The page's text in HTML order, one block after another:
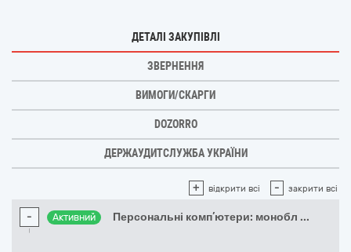
ДЕТАЛІ ЗАКУПІВЛІ
ЗВЕРНЕННЯ
ВИМОГИ/СКАРГИ
DOZORRO
ДЕРЖАУДИТСЛУЖБА УКРАЇНИ
+ відкрити всі - закрити всі
- Активний Персональні комп’ютери: монобл ...